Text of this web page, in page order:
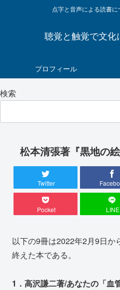
点字と音声による読書
聴覚と触覚で文
プロフィール
検索
松本清張著『黒地の
Twitter
Pocket LINE
以下の9冊は2022年2月9日か
終えた本である。
1．高沢謙二著/あなたの「血